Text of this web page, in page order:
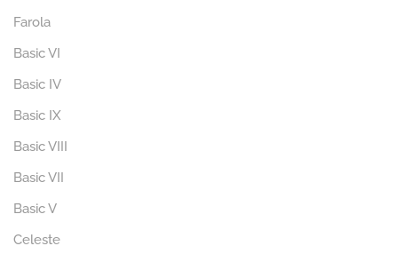
Farola
Basic VI
Basic IV
Basic IX
Basic VIII
Basic VII
Basic V
Celeste